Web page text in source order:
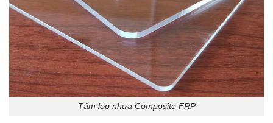
Tấm lợp nhựa Composite FRP